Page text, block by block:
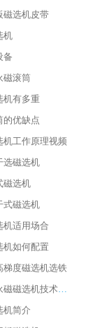
磁选机皮带
机
备
磁滚筒
机有多重
的优缺点
机工作原理视频
选磁选机
磁选机
式磁选机
机适用场合
机如何配置
梯度磁选机选铁
内蒙古干式永磁磁选机技术要求
机简介